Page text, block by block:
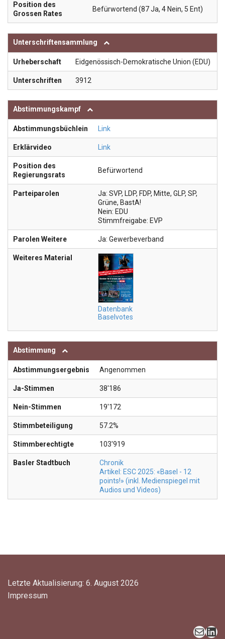
Position des
Grossen Rates
Befürwortend (87 Ja, 4 Nein, 5 Ent)
Unterschriftensammlung
Urheberschaft Eidgenössisch-Demokratische Union (EDU)
Unterschriften 3912
Abstimmungskampf
Abstimmungsbüchlein Link
Erklärvideo Link
Position des
Regierungsrats
Befürwortend
Parteiparolen
Ja: SVP, LDP, FDP, Mitte, GLP, SP,
Grüne, BastA!
Nein: EDU
Stimmfreigabe: EVP
Parolen Weitere Ja: Gewerbeverband
Weiteres Material
Datenbank
Baselvotes
Abstimmung
Abstimmungsergebnis Angenommen
Ja-Stimmen 38'186
Nein-Stimmen 19'172
Stimmbeteiligung 57.2%
Stimmberechtigte 103'919
Basler Stadtbuch
Chronik
Artikel: ESC 2025: «Basel - 12
points!» (inkl. Medienspiegel mit
Audios und Videos)
Letzte Aktualisierung: 6. August 2026
Impressum